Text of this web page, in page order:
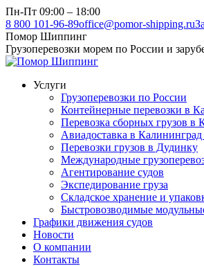
Перейти
к
содержанию
Пн-Пт 09:00 – 18:00
8 800 101-96-89office@pomor-shipping.ru
Помор Шиппинг
Грузоперевозки морем по России и
Услуги
Грузоперевозки по России
Контейнерные перевозки в
Перевозка сборных грузов в
Авиадоставка в Калининград
Перевозки грузов в Дудинку
Международные
Агентирование судов
Экспедирование груза
Складское хранение и
Быстровозводимые
Графики движения судов
Новости
О компании
Контакты